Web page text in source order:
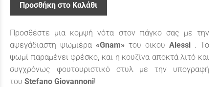
Προσθήκη στο Καλάθι
Προσθέστε μια κομψή νότα στον πάγκο σας με την
αψεγάδιαστη ψωμιέρα «Gnam» του οικου Alessi . Το
ψωμί παραμένει φρέσκο, και η κουζίνα αποκτά λιτό και
συγχρόνως φουτουριστικό στυλ με την υπογραφή
του Stefano Giovannoni!